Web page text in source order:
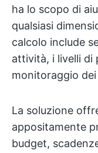
ha lo scopo di
qualsiasi
calcolo include
attività, i livelli di
monitoraggio
La soluzione
appositamente
budget,